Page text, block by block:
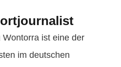
ist eine der
im deutschen